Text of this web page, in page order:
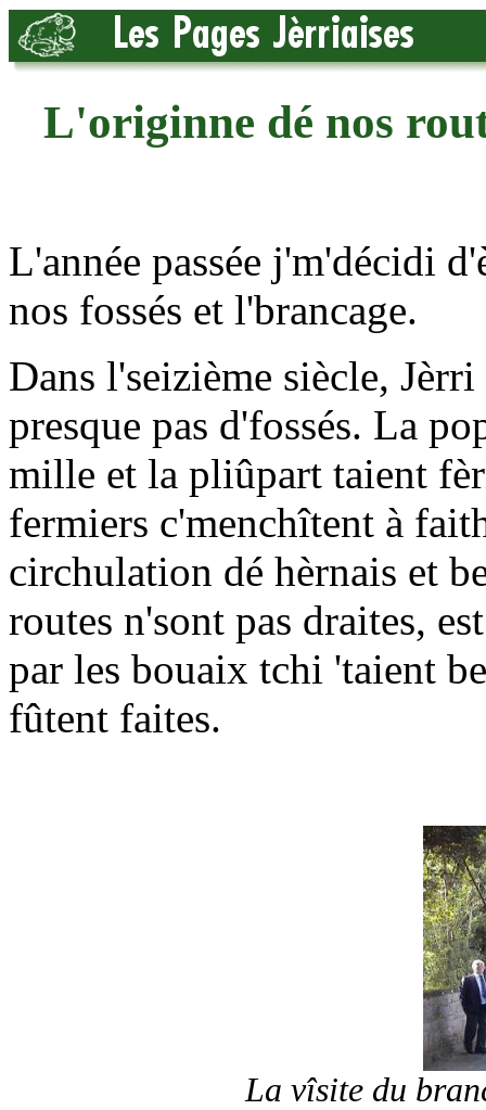
L'originne dé nos
L'année passée j'm'décidi
nos fossés et l'brancage.
Dans l'seizième siècle,
presque pas d'fossés. La
mille et la pliûpart taient
fermiers c'menchîtent à
circhulation dé hèrnais et
routes n'sont pas draites,
par les bouaix tchi 'taient
fûtent faites.
La vîsite du